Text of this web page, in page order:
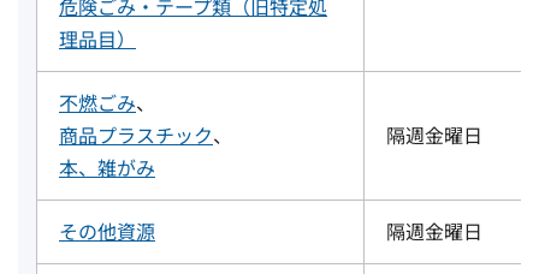
危険ごみ・テープ類（旧特定処
理品目）
不燃ごみ、
商品プラスチック、
本、雑がみ
隔週金曜日
その他資源 隔週金曜日